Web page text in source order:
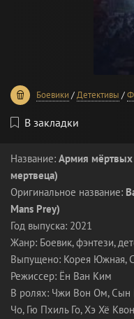
Боевики /Детективы /
60
В закладки
Название: Армия
мертвеца)
Оригинальное название:
Mans Prey)
Год выпуска: 2021
Жанр: Боевик, фэнтези,
Выпущено: Корея Южная,
Режиссер: Ён Ван Ким
В ролях: Чжи Вон Ом, Сын
Чо, Гю Пхиль Го, Хэ Хё